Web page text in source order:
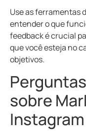
Use as ferramentas
entender o que
feedback é crucial
que você esteja no
objetivos.
sobre
Instagram